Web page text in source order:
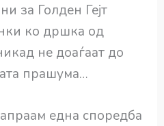
за Голден Гејт
ко дршка од
не доаѓаат до
прашума…
една споредба